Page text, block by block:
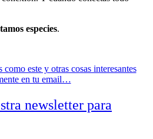
especies.
este y otras cosas interesantes
en tu email…
newsletter para